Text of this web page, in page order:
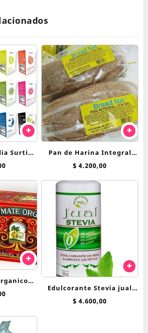
Surtido
Pan de Harina Integral
Breadnet
$ 4.200,00
x 25 saq
Edulcorante Stevia jual
125cc liquida
$ 4.600,00